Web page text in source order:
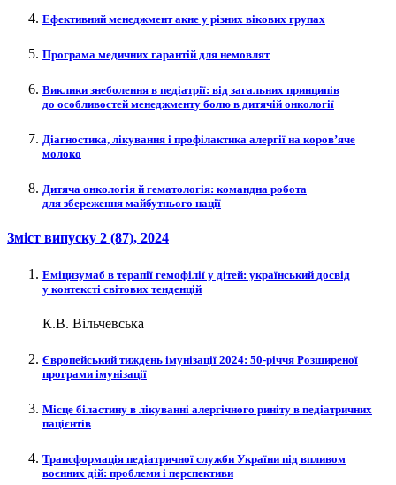
Ефективний менеджмент акне у різних вікових групах
Програма медичних гарантій для немовлят
Виклики знеболення в педіатрії: від загальних принципів
до особливостей мене­джменту болю в дитячій онкології
Діагностика, лікування і профілактика алергії на коров’яче
молоко
Дитяча онкологія й гематологія: командна робота
для збереження майбутнього нації
Зміст випуску 2 (87), 2024
Еміцизумаб в терапії гемофілії у дітей: український досвід
у контексті світових тенденцій
К.В. Вільчевська
Європейський тиждень імунізації 2024: 50-річчя Розширеної
програми імунізації
Місце біластину в лікуванні алергічного риніту в педіатричних
пацієнтів
Трансформація педіатричної служби України під впливом
воєнних дій: проблеми і перспективи